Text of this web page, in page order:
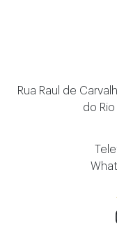
Rua Raul de
do